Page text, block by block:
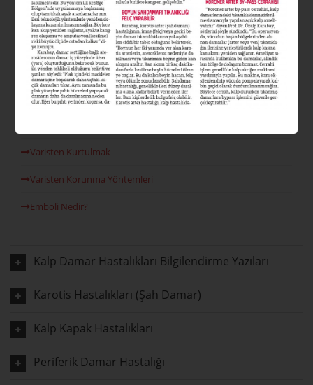
Varis Nedir?
Varis Tipleri Nelerdir?
Varis Nedenleri
Venöz Reflü
Varisten Kurtulmak
Varisten Korunma Yöntemleri
Emboli Nedir?
Kalp Damar Hastalıkları Bilgilendirme Yazıları
Karotis Hastalıkları (Şah Damar)
Kalp Kapak Hastalıkları
Periferik Damar Hastalığı